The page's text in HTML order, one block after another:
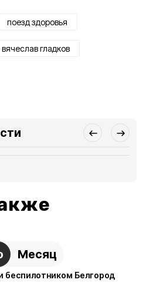
поезд здоровья
вячеслав гладков
Месяц
беспилотником Белгород